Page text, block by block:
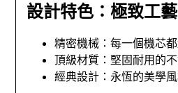
設計特色：極致工
精密機械：每一個機芯
頂級材質：堅固耐用的
經典設計：永恆的美學